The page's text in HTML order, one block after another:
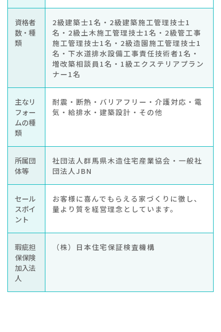
資格者
数・種
類
2級建築士1名・2級建築施工管理技士1
名・2級土木施工管理技士1名・2級管工事
施工管理技士1名・2級造園施工管理技士1
名・下水道排水設備工事責任技術者1名・
増改築相談員1名・1級エクステリアプラン
ナー1名
主なリ
フォー
ムの種
類
耐震・断熱・バリアフリー・介護対応・電
気・給排水・建築設計・その他
所属団
体等
社団法人群馬県木造住宅産業協会・一般社
団法人JBN
セール
スポイ
ント
お客様に喜んでもらえる家づくりに徹し、
量より質を経営理念としています。
瑕疵担
保保険
加入法
人
（株）日本住宅保証検査機構